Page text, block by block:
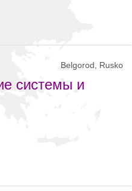
Belgorod, Rusko
системы и